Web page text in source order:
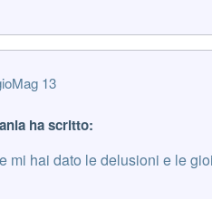
Mag 13
ha scritto:
mi hai dato le delusioni e le